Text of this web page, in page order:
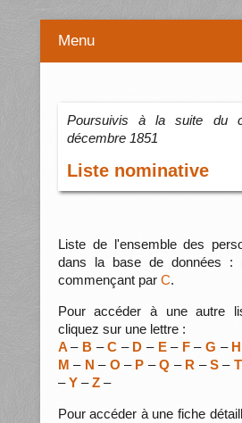
Menu
Poursuivis à la suite du
décembre 1851
Liste nominative
Liste de l'ensemble des
dans la base de données :
commençant par C.
Pour accéder à une autre
cliquez sur une lettre :
A– B –C – D – E– F– G – H
M– N– O – P –Q – R –S–
–Y –Z –
Pour accéder à une fiche